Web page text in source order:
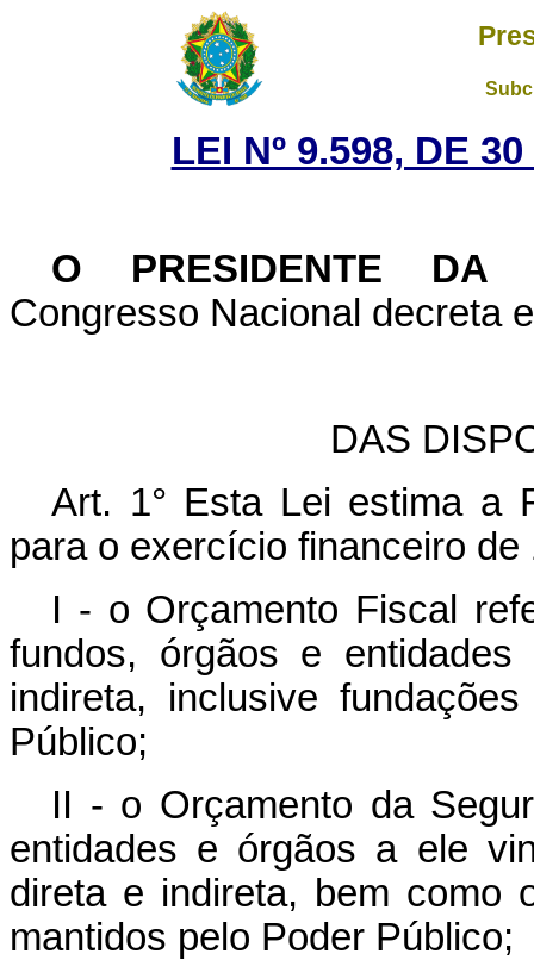
LEI Nº 9.598, DE
O PRESIDENTE DA
Congresso Nacional decreta
DAS
Art. 1° Esta Lei estima a
para o exercício financeiro
I - o Orçamento Fiscal
fundos, órgãos e
indireta, inclusive
Público;
II - o Orçamento da
entidades e órgãos a ele
direta e indireta, bem como
mantidos pelo Poder Público;